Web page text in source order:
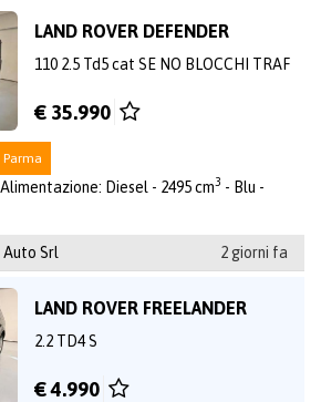
LAND ROVER DEFENDER
110 2.5 Td5 cat SE NO BLOCCHI TRAF
€ 35.990
Parma
Diesel - 2495 cm3 - Blu -
Auto Srl 2 giorni fa
LAND ROVER FREELANDER
2.2 TD4 S
€ 4.990